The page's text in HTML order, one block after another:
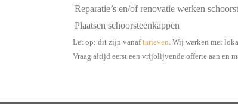
Reparatie’s en/of renovatie werken
Plaatsen schoorsteenkappen
Let op: dit zijn vanaftarieven . Wij werken met
Vraag altijd eerst een vrijblijvende offerte aan en